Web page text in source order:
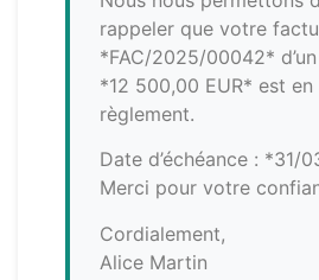
rappeler que votre
*FAC/2025/00042*
*12 500,00 EUR* est
règlement.
Date d’échéance : *31/
Merci pour votre
Cordialement,
Alice Martin